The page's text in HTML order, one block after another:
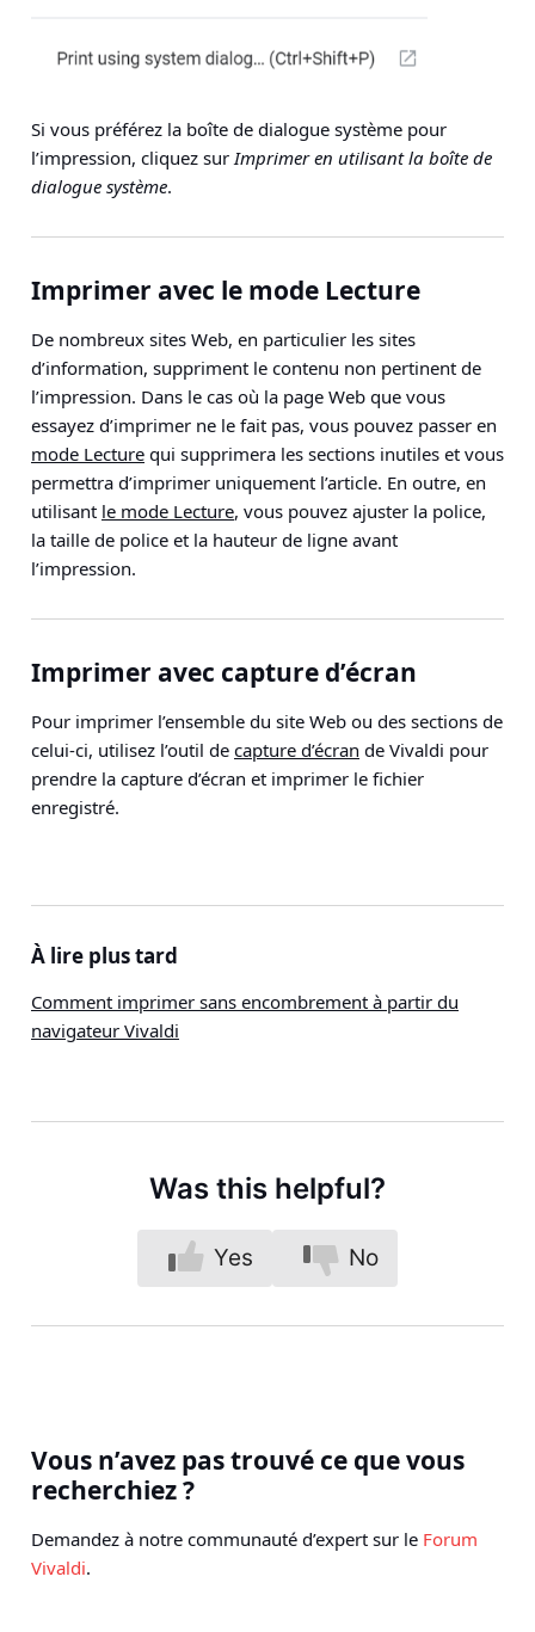
Si vous préférez la boîte de dialogue système pour
l’impression, cliquez sur Imprimer en utilisant la boîte de
dialogue système.
Imprimer avec le mode Lecture
De nombreux sites Web, en particulier les sites
d’information, suppriment le contenu non pertinent de
l’impression. Dans le cas où la page Web que vous
essayez d’imprimer ne le fait pas, vous pouvez passer en
mode Lecture qui supprimera les sections inutiles et vous
permettra d’imprimer uniquement l’article. En outre, en
utilisant le mode Lecture, vous pouvez ajuster la police,
la taille de police et la hauteur de ligne avant
l’impression.
Imprimer avec capture d’écran
Pour imprimer l’ensemble du site Web ou des sections de
celui-ci, utilisez l’outil de capture d’écran de Vivaldi pour
prendre la capture d’écran et imprimer le fichier
enregistré.
À lire plus tard
Comment imprimer sans encombrement à partir du
navigateur Vivaldi
Was this helpful?
Yes No
Vous n’avez pas trouvé ce que vous
recherchiez ?
Demandez à notre communauté d’expert sur le Forum
Vivaldi.